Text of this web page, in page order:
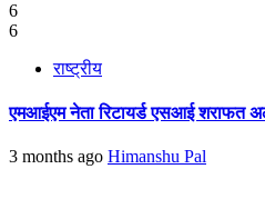
6
6
राष्ट्रीय
एमआईएम नेता रिटायर्ड एसआई शराफत
3 months ago Himanshu Pal